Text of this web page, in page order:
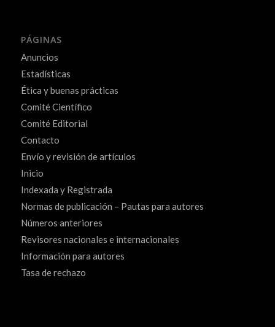
PÁGINAS
Anuncios
Estadísticas
Ética y buenas prácticas
Comité Científico
Comité Editorial
Contacto
Envío y revisión de artículos
Inicio
Indexada y Registrada
Normas de publicación – Pautas para autores
Números anteriores
Revisores nacionales e internacionales
Información para autores
Tasa de rechazo